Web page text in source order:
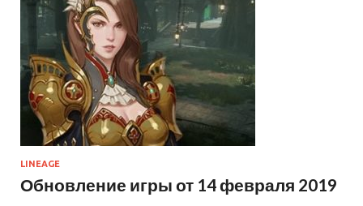
LINEAGE
Обновление игры от 14 февраля 2019